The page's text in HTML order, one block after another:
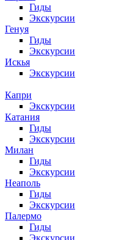
Гиды
Экскурсии
Генуя
Гиды
Экскурсии
Искья
Экскурсии
Капри
Экскурсии
Катания
Гиды
Экскурсии
Милан
Гиды
Экскурсии
Неаполь
Гиды
Экскурсии
Палермо
Гиды
Экскурсии